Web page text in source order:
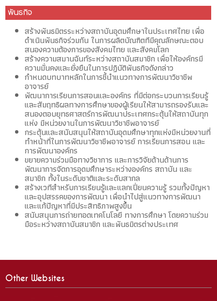
พันธกิจ
สร้างพันธมิตรระหว่างสถาบันอุดมศึกษาในประเทศไทย เพื่อ
ดำเนินพันธกิจร่วมกัน ในการผลิตบัณฑิตทีมีคุณลักษณะตอบ
สนองความต้องการของสังคมไทย และสังคมโลก
สร้างความสมานฉันท์ระหว่างสถาบันสมาชิก เพื่อให้องค์กรมี
ความมั่นคงและยั่งยืนในการปฏิบัติพันธกิจดังกล่าว
กำหนดบทบาทหลักในการชี้นำแนวทางการพัฒนาวิชาชีพ
อาจารย์
พัฒนาการเรียนการสอนและองค์กร ที่มีต่อกระบวนการเรียนรู้
และสัมฤทธิผลทางการศึกษาของผู้เรียนให้สามารถรองรับและ
สนองตอบยุทธศาสตร์การพัฒนาประเทศกระตุ้นให้สถาบันทุก
แห่ง มีหน่วยงานในการพัฒนาวิชาชีพอาจารย์
กระตุ้นและสนับสนุนให้สถาบันอุดมศึกษาทุกแห่งมีหน่วยงานที่
ทำหน้าที่ในการพัฒนาวิชาชีพอาจารย์ การเรียนการสอน และ
การพัฒนาองค์กร
ขยายความร่วมมือทางวิชาการ และการวิจัยด้านด้านการ
พัฒนาการจัดการอุดมศึกษาระหว่างองค์กร สถาบัน และ
สมาชิก ทั้งในระดับชาติและระดับสากล
สร้างเวทีสำหรับการเรียนรู้และแลกเปี่ยนความรู้ รวมทั้งปัญหา
และอุปสรรคของการพัฒนา เพื่อนำไปสู่แนวทางการพัฒนา
และแก้ปัญหาที่มีประสิทธิภาพสูงขึ้น
สนับสนุนการถ่ายทอดเทคโนโลยี ทางการศึกษา โดยความร่วม
มือระหว่างสถาบันสมาชิก และพันธมิตรต่างประเทศ
Other Websites